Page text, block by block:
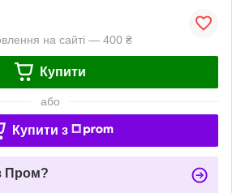
на сайті — 400 ₴
Купити
або
Купити з
Пром?